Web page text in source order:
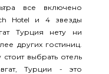
все включено
Hotel и 4 звезды
Турция нету ни
других гостиниц.
выбрать отель
Турции - это